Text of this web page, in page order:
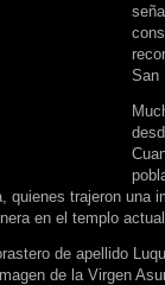
San
quienes trajeron una
en el templo
de apellido
de la Virgen